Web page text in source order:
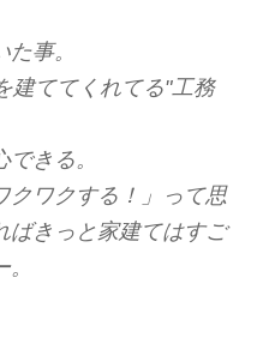
事。
建ててくれてる"工務
きる。
クワクする！」って思
ばきっと家建てはすご